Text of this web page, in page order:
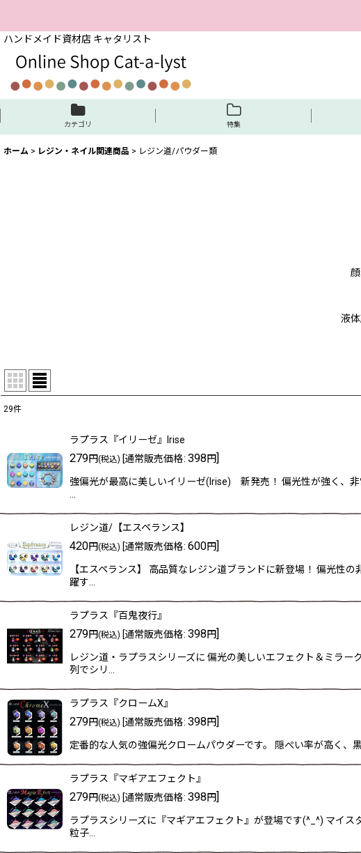
ハンドメイド資材店 キャタリスト
カテゴリ 特集
ホーム > レジン・ネイル関連商品 > レジン道/パウダー類
液
在庫あり
並び順:
29件
ラプラス『イリーゼ』Irise
279円(税込) [通常販売価格: 398円]
強偏光が最高に美しいイリーゼ(Irise) 新発売！ 偏光性が強く、
レジン道/【エスペランス】
420円(税込) [通常販売価格: 600円]
【エスペランス】 高品質なレジン道ブランドに新登場！ 偏光性
躍す…
ラプラス『百鬼夜行』
279円(税込) [通常販売価格: 398円]
レジン道・ラプラスシリーズに 偏光の美しいエフェクト＆ミラ
列でシリ…
ラプラス『クロームX』
279円(税込) [通常販売価格: 398円]
定番的な人気の強偏光クロームパウダーです。 隠ぺい率が高く
ラプラス『マギアエフェクト』
279円(税込) [通常販売価格: 398円]
ラプラスシリーズに『マギアエフェクト』が登場です(^_^) マイ
粒子…